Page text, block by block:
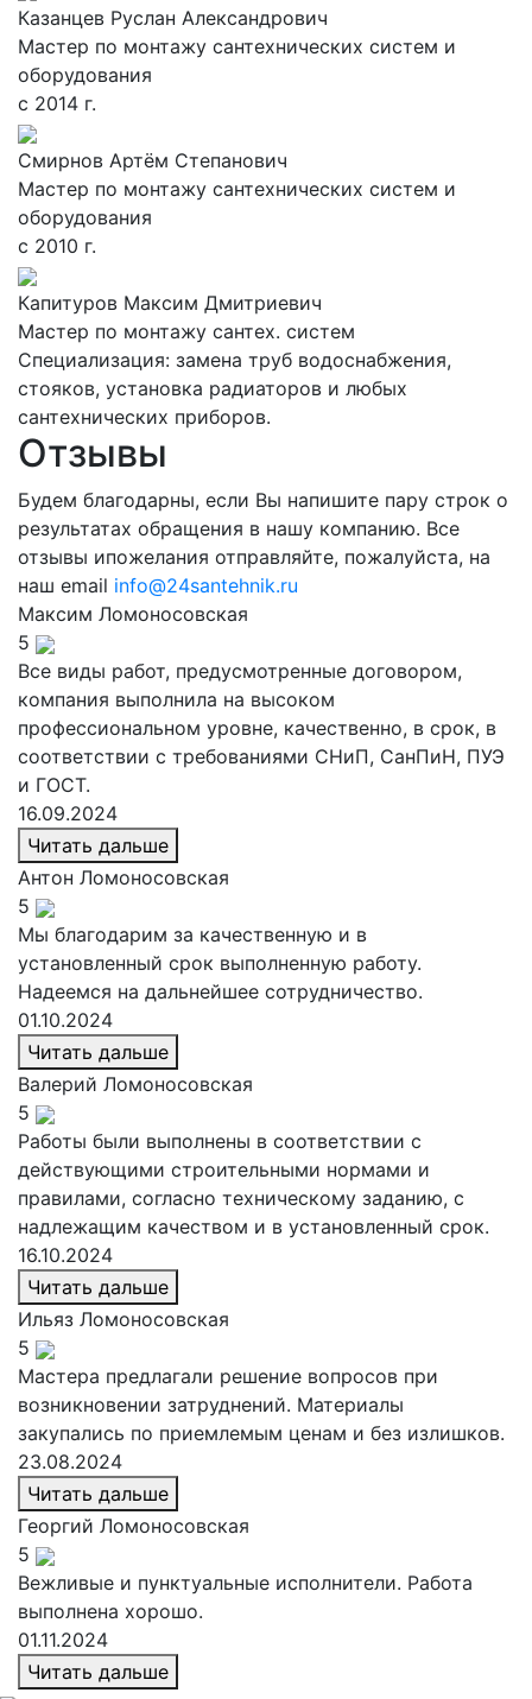
Казанцев Руслан Александрович
Мастер по монтажу сантехнических систем и
оборудования
с 2014 г.
Смирнов Артём Степанович
Мастер по монтажу сантехнических систем и
оборудования
с 2010 г.
Капитуров Максим Дмитриевич
Мастер по монтажу сантех. систем
Специализация: замена труб водоснабжения,
стояков, установка радиаторов и любых
сантехнических приборов.
Отзывы
Будем благодарны, если Вы напишите пару строк о
результатах обращения в нашу компанию. Все
отзывы ипожелания отправляйте, пожалуйста, на
наш email info@24santehnik.ru
Максим Ломоносовская
5
Все виды работ, предусмотренные договором,
компания выполнила на высоком
профессиональном уровне, качественно, в срок, в
соответствии с требованиями СНиП, СанПиН, ПУЭ
и ГОСТ.
16.09.2024
Читать дальше
Антон Ломоносовская
5
Мы благодарим за качественную и в
установленный срок выполненную работу.
Надеемся на дальнейшее сотрудничество.
01.10.2024
Читать дальше
Валерий Ломоносовская
5
Работы были выполнены в соответствии с
действующими строительными нормами и
правилами, согласно техническому заданию, с
надлежащим качеством и в установленный срок.
16.10.2024
Читать дальше
Ильяз Ломоносовская
5
Мастера предлагали решение вопросов при
возникновении затруднений. Материалы
закупались по приемлемым ценам и без излишков.
23.08.2024
Читать дальше
Георгий Ломоносовская
5
Вежливые и пунктуальные исполнители. Работа
выполнена хорошо.
01.11.2024
Читать дальше